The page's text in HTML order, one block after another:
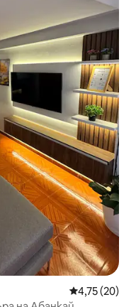
Средна
4,75 (20)